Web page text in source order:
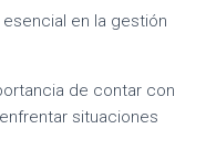
V
en la gestión
de contar con
situaciones